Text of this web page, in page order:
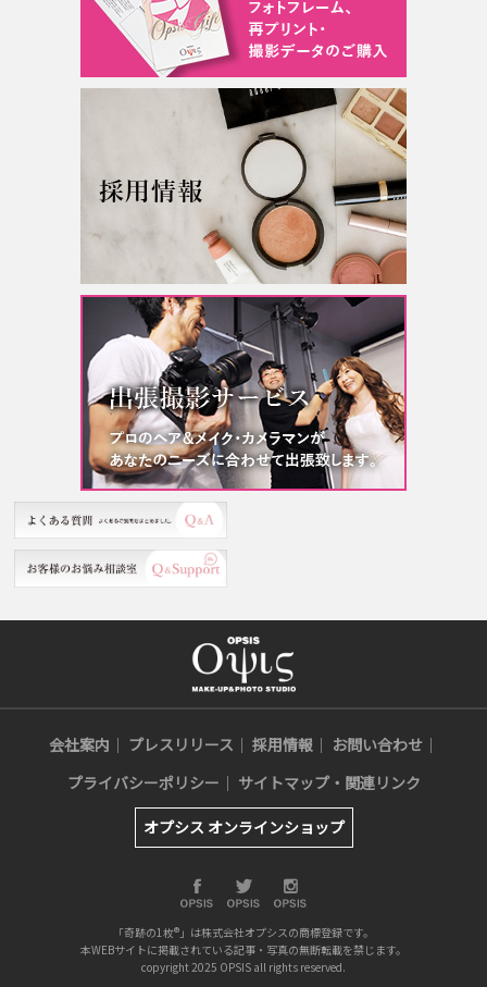
会社案内 プレスリリース 採用情報
お問い合わせ
プライバシーポリシー
サイトマップ・関連リンク
オプシス オンラインショップ
「奇跡の1枚®」は株式会社オプシスの商標登録です。
本WEBサイトに掲載されている記事・写真の無断転載を禁じます。
copyright 2025 OPSIS all rights reserved.